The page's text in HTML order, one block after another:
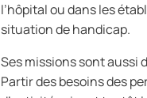
l’hôpital ou dans les
situation de handicap.
Ses missions sont aussi
Partir des besoins des